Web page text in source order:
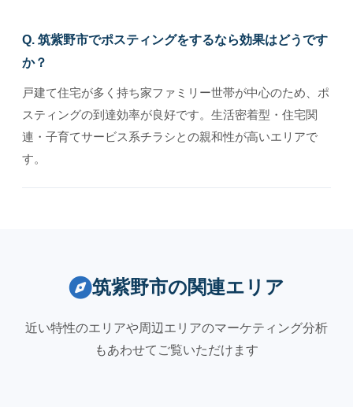
Q. 筑紫野市でポスティングをするなら効果はどうです
か？
戸建て住宅が多く持ち家ファミリー世帯が中心のため、ポ
スティングの到達効率が良好です。生活密着型・住宅関
連・子育てサービス系チラシとの親和性が高いエリアで
す。
筑紫野市の関連エリア
近い特性のエリアや周辺エリアのマーケティング分析
もあわせてご覧いただけます